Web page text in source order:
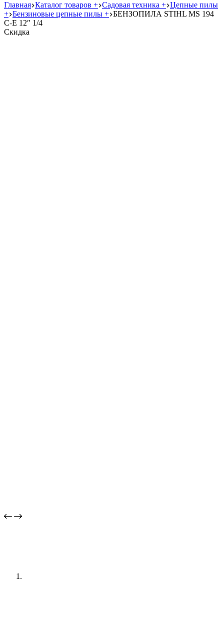
Главная Каталог товаров + Садовая техника + Цепные пилы
+ Бензиновые цепные пилы + БЕНЗОПИЛА STIHL MS 194
C-E 12″ 1/4
Скидка